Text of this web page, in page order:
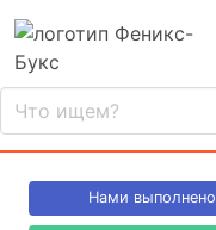
Нами выполнено